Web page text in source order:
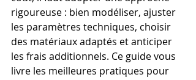
rigoureuse : bien modéliser, ajuster
les paramètres techniques, choisir
des matériaux adaptés et anticiper
les frais additionnels. Ce guide vous
livre les meilleures pratiques pour